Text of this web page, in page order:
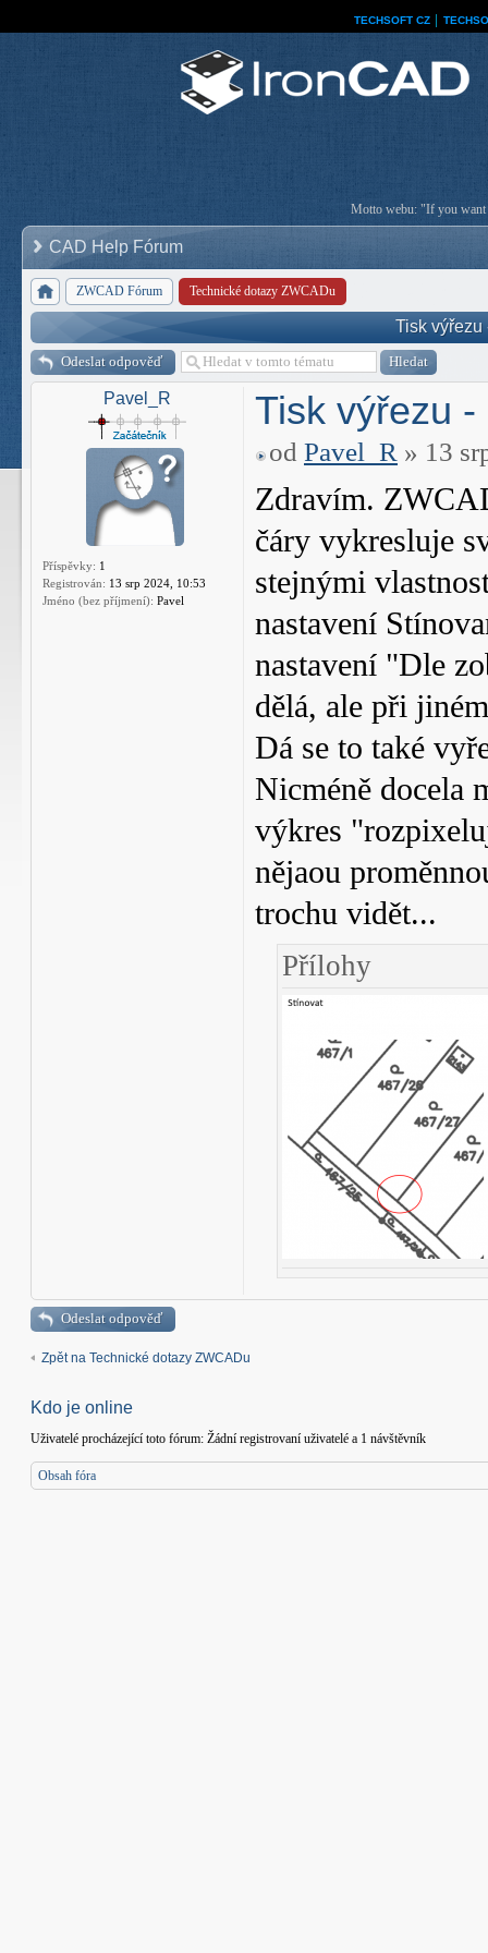
TECHSOFT CZ
Motto webu: "If you want
CAD Help Fórum
ZWCAD Fórum Technické dotazy ZWCADu
Tisk výřezu
Odeslat odpověď
Pavel_R
Příspěvky: 1
Registrován: 13 srp 2024, 10:53
Jméno (bez příjmení): Pavel
Tisk výřezu
od Pavel_R » 13
Zdravím.
čáry vykresluje
stejnými
nastavení
nastavení "Dle
dělá, ale při
Dá se to také
Nicméně docela
výkres
nějaou
trochu vidět...
Přílohy
Odeslat odpověď
Zpět na Technické dotazy ZWCADu
Kdo je online
Uživatelé procházející toto fórum: Žádní registrovaní uživatelé a 1 návštěvník
Obsah fóra